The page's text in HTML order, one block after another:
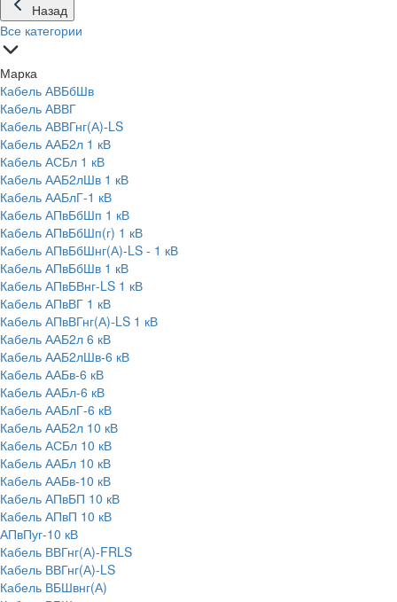
Назад
Все категории
Марка
Кабель АВБбШв
Кабель АВВГ
Кабель АВВГнг(А)-LS
Кабель ААБ2л 1 кВ
Кабель АСБл 1 кВ
Кабель ААБ2лШв 1 кВ
Кабель ААБлГ-1 кВ
Кабель АПвБбШп 1 кВ
Кабель АПвБбШп(г) 1 кВ
Кабель АПвБбШнг(А)-LS - 1 кВ
Кабель АПвБбШв 1 кВ
Кабель АПвБВнг-LS 1 кВ
Кабель АПвВГ 1 кВ
Кабель АПвВГнг(А)-LS 1 кВ
Кабель ААБ2л 6 кВ
Кабель ААБ2лШв-6 кВ
Кабель ААБв-6 кВ
Кабель ААБл-6 кВ
Кабель ААБлГ-6 кВ
Кабель ААБ2л 10 кВ
Кабель АСБл 10 кВ
Кабель ААБл 10 кВ
Кабель ААБв-10 кВ
Кабель АПвБП 10 кВ
Кабель АПвП 10 кВ
АПвПуг-10 кВ
Кабель ВВГнг(А)-FRLS
Кабель ВВГнг(А)-LS
Кабель ВБШвнг(А)